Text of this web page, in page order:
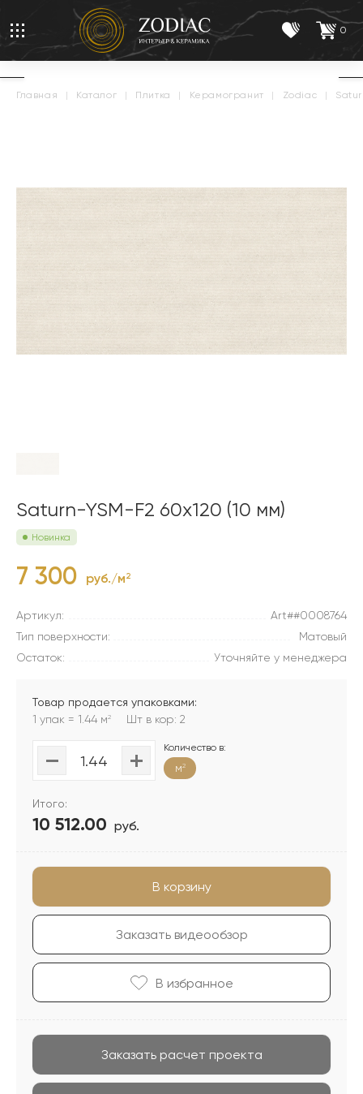
0
главная | каталог | плитка | керамогранит | zodiac |
Saturn-YSM-F2 60x120 (10 мм)
Новинка
7 300 руб./м2
Артикул:
Art##0008764
Тип поверхности:
Матовый
Остаток:
Уточняйте у менеджера
Товар продается упаковками:
1 упак = 1.44 м2 Шт в кор: 2
Количество в:
м2
Итого:
10 512.00 руб.
В корзину
Заказать видеообзор
В избранноe
Заказать расчет проекта